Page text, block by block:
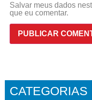
Salvar meus dados
que eu comentar.
CATEGORIAS